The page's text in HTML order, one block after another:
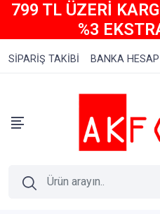
799 TL ÜZERİ
%3
SİPARİŞ TAKİBİ BANKA